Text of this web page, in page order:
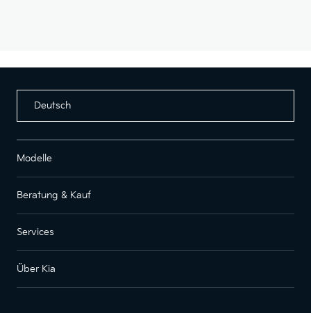
Deutsch
Modelle
Beratung & Kauf
Services
Über Kia